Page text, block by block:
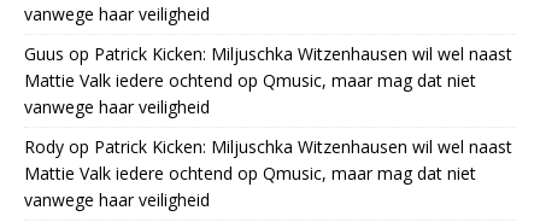
vanwege haar veiligheid
Guus op Patrick Kicken: Miljuschka Witzenhausen wil wel naast
Mattie Valk iedere ochtend op Qmusic, maar mag dat niet
vanwege haar veiligheid
Rody op Patrick Kicken: Miljuschka Witzenhausen wil wel naast
Mattie Valk iedere ochtend op Qmusic, maar mag dat niet
vanwege haar veiligheid